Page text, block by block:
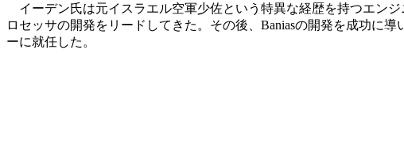
イーデン氏は元イスラエル空軍少佐という特異な経歴を持つエン
ロセッサの開発をリードしてきた。その後、Baniasの開発を成功に
ーに就任した。